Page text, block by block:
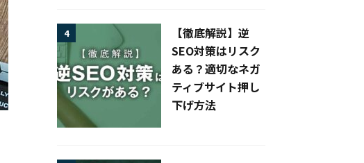
4
【徹底解説】逆
SEO対策はリスク
ある？適切なネガ
ティブサイト押し
下げ方法